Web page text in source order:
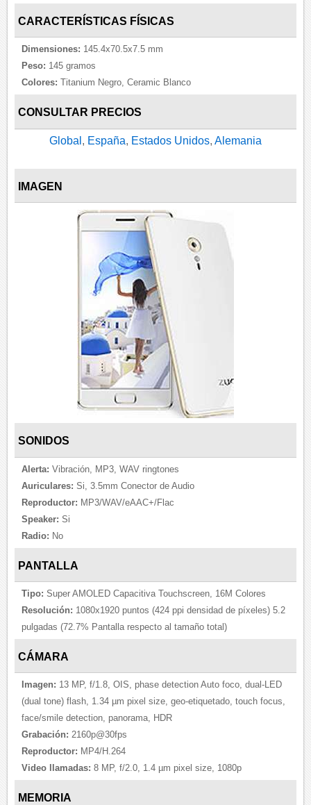
CARACTERÍSTICAS FÍSICAS
Dimensiones: 145.4x70.5x7.5 mm
Peso: 145 gramos
Colores: Titanium Negro, Ceramic Blanco
CONSULTAR PRECIOS
Global , España, Estados Unidos, Alemania
IMAGEN
SONIDOS
Alerta: Vibración, MP3, WAV ringtones
Auriculares: Si, 3.5mm Conector de Audio
Reproductor: MP3/WAV/eAAC+/Flac
Speaker: Si
Radio: No
PANTALLA
Tipo: Super AMOLED Capacitiva Touchscreen, 16M Colores
Resolución: 1080x1920 puntos (424 ppi densidad de píxeles) 5.2
pulgadas (72.7% Pantalla respecto al tamaño total)
CÁMARA
Imagen: 13 MP, f/1.8, OIS, phase detection Auto foco, dual-LED
(dual tone) flash, 1.34 µm pixel size, geo-etiquetado, touch focus,
face/smile detection, panorama, HDR
Grabación: 2160p@30fps
Reproductor: MP4/H.264
Video llamadas: 8 MP, f/2.0, 1.4 µm pixel size, 1080p
MEMORIA